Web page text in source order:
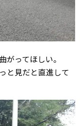
がってほしい。
と見だと直進して